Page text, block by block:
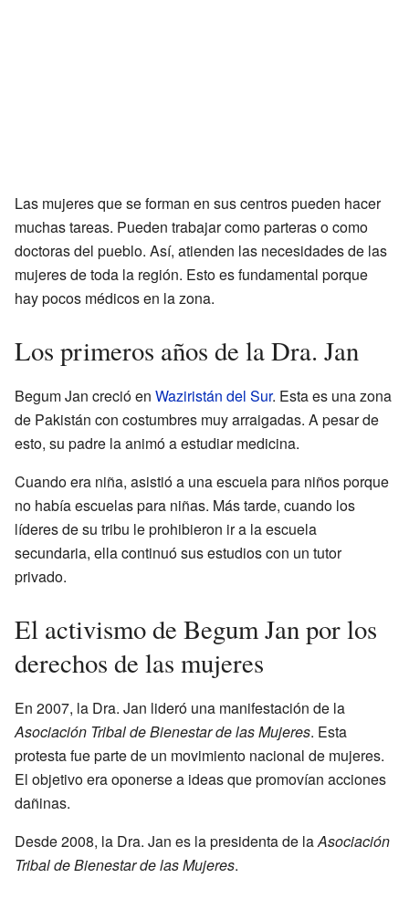
Las mujeres que se forman en sus centros pueden hacer
muchas tareas. Pueden trabajar como parteras o como
doctoras del pueblo. Así, atienden las necesidades de las
mujeres de toda la región. Esto es fundamental porque
hay pocos médicos en la zona.
Los primeros años de la Dra. Jan
Begum Jan creció en Waziristán del Sur. Esta es una zona
de Pakistán con costumbres muy arraigadas. A pesar de
esto, su padre la animó a estudiar medicina.
Cuando era niña, asistió a una escuela para niños porque
no había escuelas para niñas. Más tarde, cuando los
líderes de su tribu le prohibieron ir a la escuela
secundaria, ella continuó sus estudios con un tutor
privado.
El activismo de Begum Jan por los
derechos de las mujeres
En 2007, la Dra. Jan lideró una manifestación de la
Asociación Tribal de Bienestar de las Mujeres. Esta
protesta fue parte de un movimiento nacional de mujeres.
El objetivo era oponerse a ideas que promovían acciones
dañinas.
Desde 2008, la Dra. Jan es la presidenta de laAsociación
Tribal de Bienestar de las Mujeres.